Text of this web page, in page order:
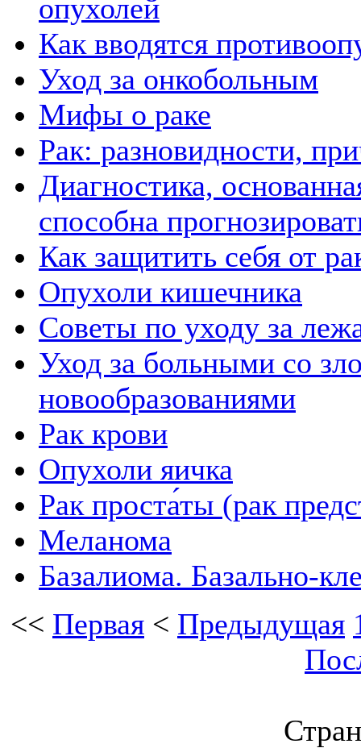
опухолей
Как вводятся
Уход за онкобольным
Мифы о раке
Рак: разновидности,
Диагностика,
способна
Как защитить себя от
Опухоли кишечника
Советы по уходу за
Уход за больными со
новообразованиями
Рак крови
Опухоли яичка
Рак проста́ты (рак
Меланома
Базалиома. Базально-
<< Первая < Предыдущая